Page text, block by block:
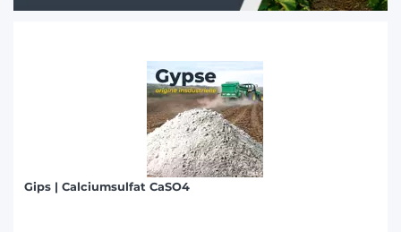
Gips | Calciumsulfat CaSO4